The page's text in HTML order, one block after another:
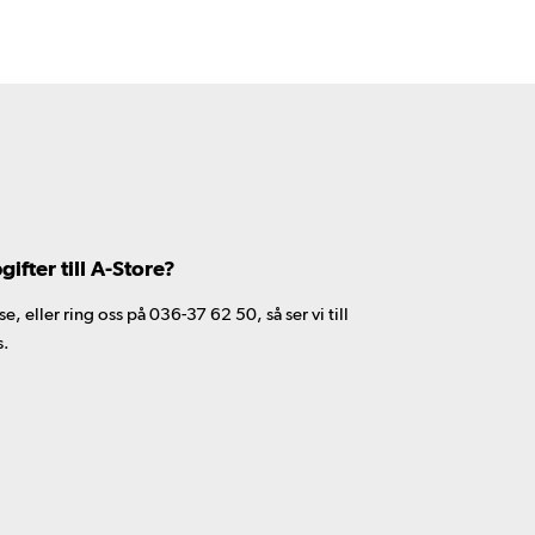
till A-Store?
eller ring oss på 036-37 62 50, så ser vi till